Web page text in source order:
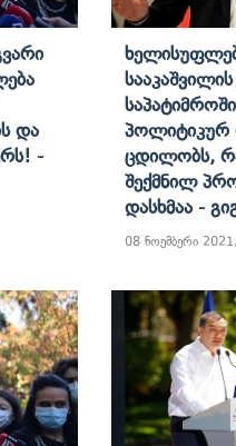
Და
-
Პოლიტიკურ
Ცდილობს,
Შექმნილ
Დასხმაა -
08 ნოემბერი